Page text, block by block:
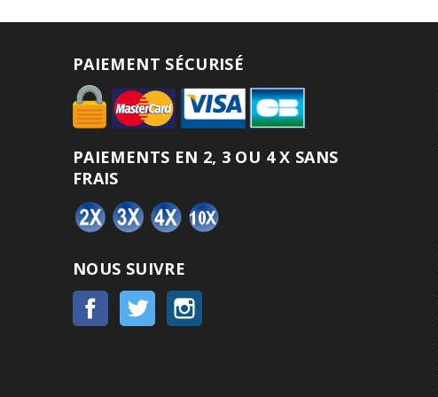
PAIEMENT SÉCURISÉ
PAIEMENTS EN 2, 3 OU 4 X SANS
FRAIS
NOUS SUIVRE
Facebook Twitter